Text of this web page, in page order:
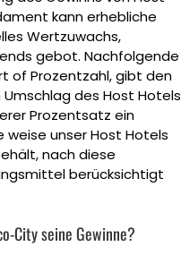
kann erhebliche
Wertzuwachs,
gebot. Nachfolgende
of Prozentzahl, gibt den
des Host Hotels
Prozentsatz ein
unser Host Hotels
nach diese
berücksichtigt
City seine Gewinne?